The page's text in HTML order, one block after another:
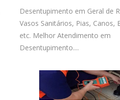
Desentupimento em Geral de
Vasos Sanitários, Pias, Canos,
etc. Melhor Atendimento em
Desentupimento....